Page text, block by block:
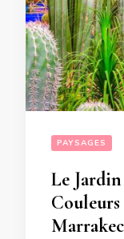
PAYSAGES
Le